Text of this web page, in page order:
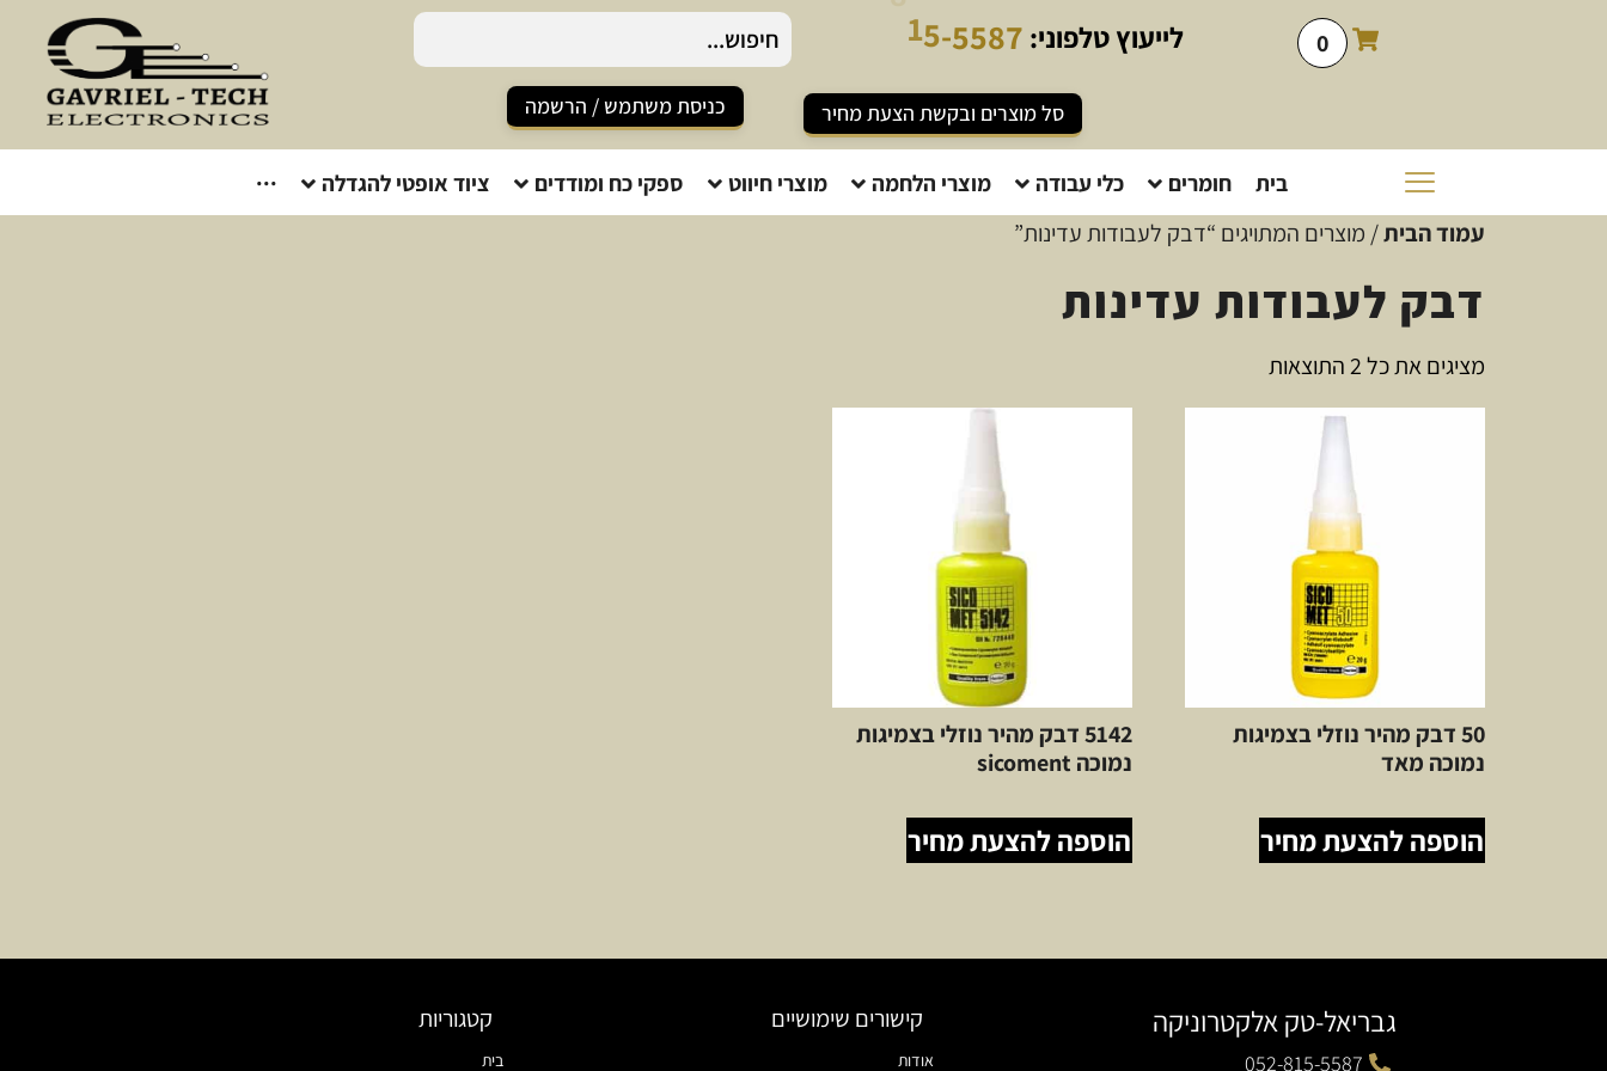
0 לייעוץטלפוני: 7
סל מוצרים ובקשת הצעת מחיר כניסת משתמש / הרשמה
בית חומרים כלי עבודה מוצרי הלחמה מוצרי חיווט ספקי כח ומודדים ציוד אופטי להגדלה ···
עמוד הבית/ מוצרים המתויגים “דבק לעבודות עדינות”
דבק לעבודות עדינות
מציגים את כל ⁦2⁩ התוצאות
50 דבק מהיר נוזלי בצמיגות
נמוכה מאד
הוספה להצעת מחיר
5142 דבק מהיר נוזלי בצמיגות
נמוכה sicoment
הוספה להצעת מחיר
גבריאל-טק אלקטרוניקה
052-815-5587
קישורים שימושיים
אודות
קטגוריות
בית